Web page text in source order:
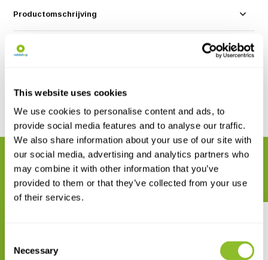
This website uses cookies
We use cookies to personalise content and ads, to
provide social media features and to analyse our traffic.
We also share information about your use of our site with
our social media, advertising and analytics partners who
may combine it with other information that you’ve
provided to them or that they’ve collected from your use
of their services.
Selection
Necessary
Productomschrijving
Specificaties
Delen
GERELATEERDE PRODUCTEN
Maak uw bestelling compleet